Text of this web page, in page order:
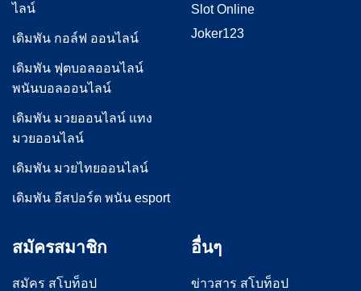
ไลน์
เดิมพัน กอล์ฟ ออนไลน์
เดิมพัน ฟุตบอลออนไลน์
พนันบอลออนไลน์
เดิมพัน มวยออนไลน์ แทง
มวยออนไลน์
เดิมพัน มวยไทยออนไลน์
เดิมพัน อีสปอร์ต พนัน esport
Slot Online
Joker123
สมัครสมาชิก
สมัคร สโบท็อป
อื่นๆ
ข่าวสาร สโบท็อป